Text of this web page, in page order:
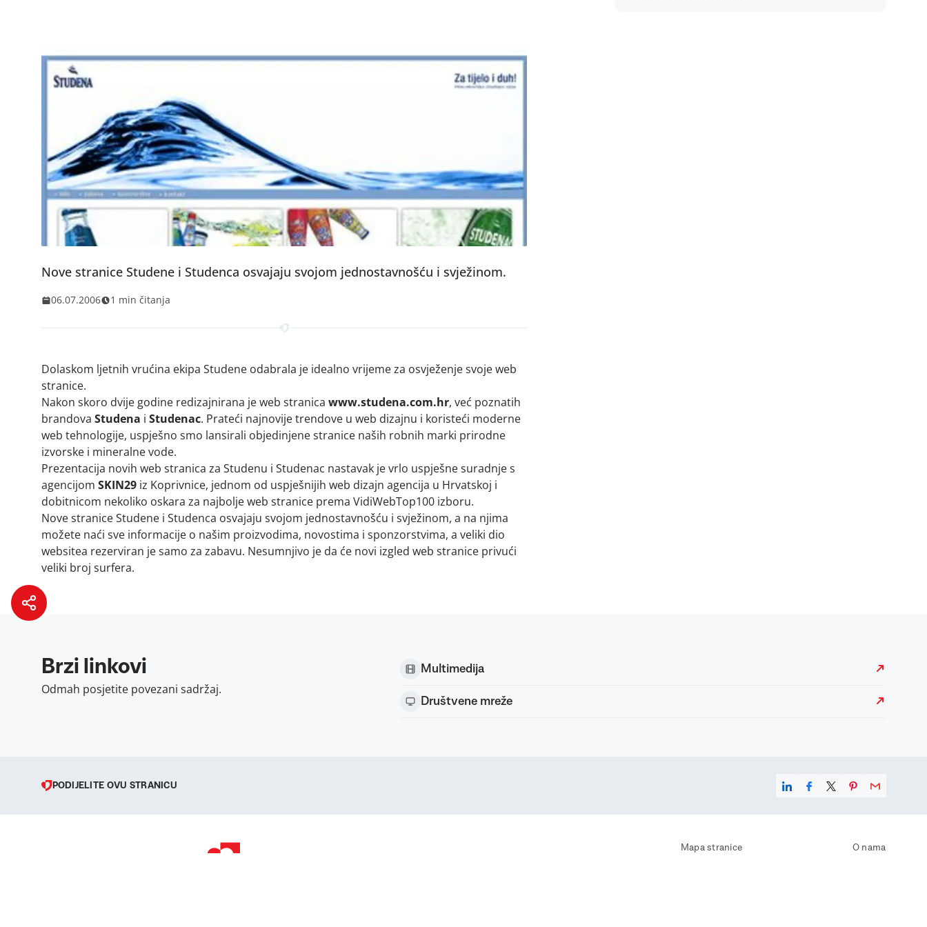
Nove stranice Studene i Studenca osvajaju svojom jednostavnošću i svježinom.
06.07.2006 1 min čitanja
Dolaskom ljetnih vrućina ekipa Studene odabrala je idealno vrijeme za osvježenje svoje web
stranice.
Nakon skoro dvije godine redizajnirana je web stranica www.studena.com.hr, već poznatih
brandova Studena i Studenac. Prateći najnovije trendove u web dizajnu i koristeći moderne
web tehnologije, uspješno smo lansirali objedinjene stranice naših robnih marki prirodne
izvorske i mineralne vode.
Prezentacija novih web stranica za Studenu i Studenac nastavak je vrlo uspješne suradnje s
agencijom SKIN29iz Koprivnice, jednom od uspješnijih web dizajn agencija u Hrvatskoj i
dobitnicom nekoliko oskara za najbolje web stranice prema VidiWebTop100 izboru.
Nove stranice Studene i Studenca osvajaju svojom jednostavnošću i svježinom, a na njima
možete naći sve informacije o našim proizvodima, novostima i sponzorstvima, a veliki dio
websitea rezerviran je samo za zabavu. Nesumnjivo je da će novi izgled web stranice privući
veliki broj surfera.
Brzi linkovi
Odmah posjetite povezani sadržaj.
Multimedija
Društvene mreže
PODIJELITE OVU STRANICU
Mapa stranice
O nama